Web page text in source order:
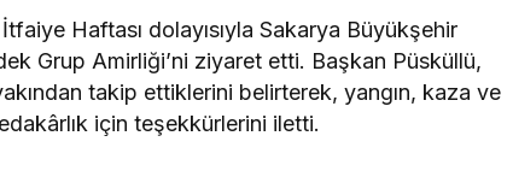
Haftası dolayısıyla Sakarya Büyükşehir
Grup Amirliği’ni ziyaret etti. Başkan Püsküllü,
takip ettiklerini belirterek, yangın, kaza ve
için teşekkürlerini iletti.